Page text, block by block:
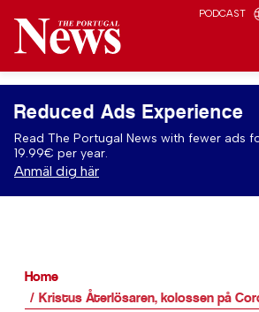
PODCAST
Reduced Ads Experience
Read The Portugal News with fewer ads
19.99€ per year.
Anmäl dig här
Home
Kristus Återlösaren, kolossen på